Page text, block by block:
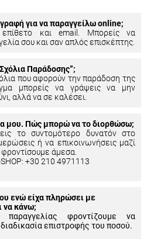
για να παραγγείλω online;
και email. Μπορείς να
σου και σαν απλός επισκέπτης.
Παράδοσης”;
που αφορούν την παράδοση της
μπορείς να γράψεις να μην
αλλά να σε καλέσει.
μου. Πώς μπορώ να το διορθώσω;
το συντομότερο δυνατόν στο
ή να επικοινωνήσεις μαζί
άμεσα.
+30 210 4971113
ενώ είχα πληρώσει με
να κάνω;
φροντίζουμε να
επιστροφής του ποσού.